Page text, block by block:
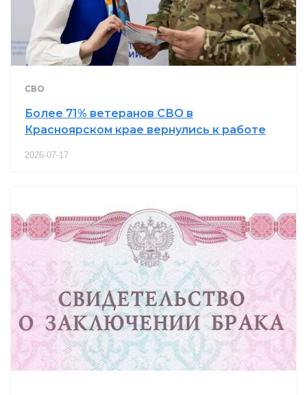
СВО
Более 71% ветеранов СВО в
Красноярском крае вернулись к работе
2026-07-17